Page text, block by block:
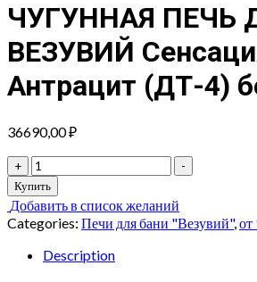
ЧУГУННАЯ ПЕЧЬ
ВЕЗУВИЙ
Антрацит (ДТ-4)
36690,00₽
+
ЧУГУННАЯ
ПЕЧЬ
ДЛЯ
БАНИ
ВЕЗУВИЙ
Сенсация
-
Купить
Добавить в список желаний
Categories: Печи для бани "Везувий", от
Description